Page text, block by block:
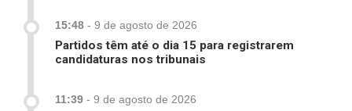
15:48 - 9 de agosto de 2026
Partidos têm até o dia 15 para registrarem
candidaturas nos tribunais
11:39 - 9 de agosto de 2026